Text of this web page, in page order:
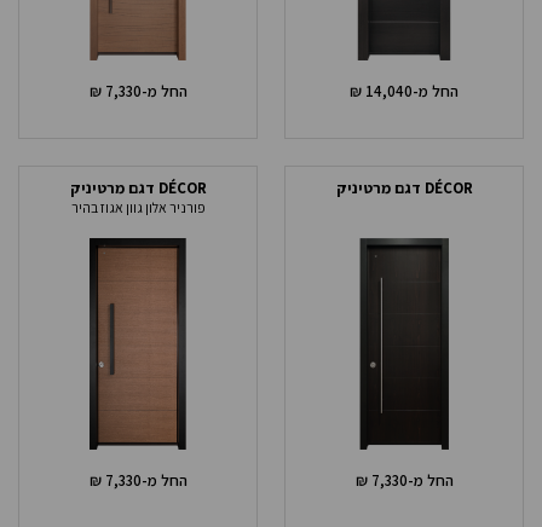
₪ 14,040החל מ- ₪7,330החל מ-
DÉCOR דגם מרטיניק
₪7,330החל מ-
DÉCOR דגם מרטיניק
פורניר אלון גוון אגוז בהיר
₪7,330החל מ-